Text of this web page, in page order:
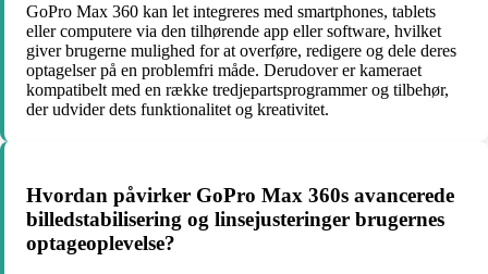
GoPro Max 360 kan let integreres med smartphones, tablets
eller computere via den tilhørende app eller software, hvilket
giver brugerne mulighed for at overføre, redigere og dele deres
optagelser på en problemfri måde. Derudover er kameraet
kompatibelt med en række tredjepartsprogrammer og tilbehør,
der udvider dets funktionalitet og kreativitet.
Hvordan påvirker GoPro Max 360s avancerede
billedstabilisering og linsejusteringer brugernes
optageoplevelse?